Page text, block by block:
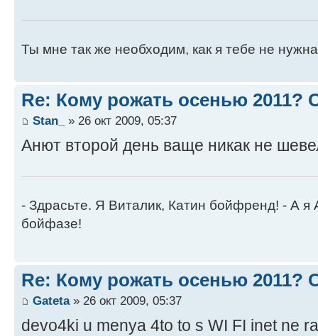
Ты мне так же необходим, как я тебе не
Re: Кому рожать осенью 2011?
Stan_ » 26 окт 2009, 05:37
Анют второй день ваще никак не
- Здрасьте. Я Виталик, Катин бойфренд! - А я
бойфазе!
Re: Кому рожать осенью 2011?
Gateta» 26 окт 2009, 05:37
devo4ki u menya 4to to s WI FI inet ne